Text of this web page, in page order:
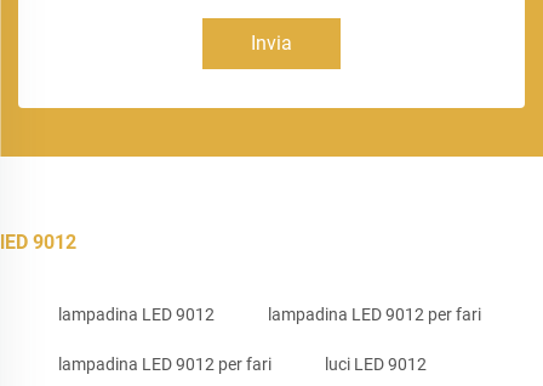
Invia
lED 9012
lampadina LED 9012 lampadina LED 9012 per fari
lampadina LED 9012 per fari luci LED 9012